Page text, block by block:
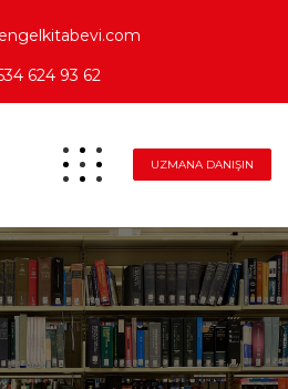
624 93 62
UZMANA DANIŞIN